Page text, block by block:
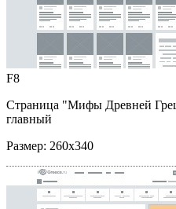
F8
Страница "Мифы Древней
главный
Размер: 260x340